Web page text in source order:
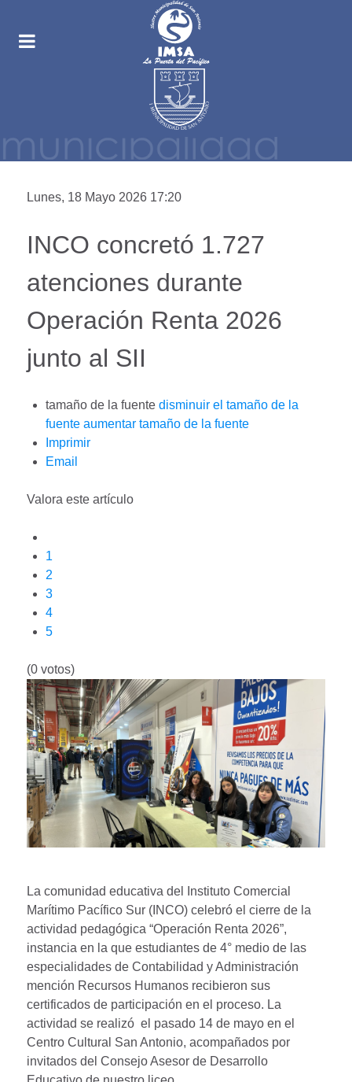
Lunes, 18 Mayo 2026 17:20
INCO concretó 1.727
atenciones durante
Operación Renta 2026
junto al SII
tamaño de la fuente disminuir el tamaño de la
fuente aumentar tamaño de la fuente
Imprimir
Email
Valora este artículo
1
2
3
4
5
(0 votos)
La comunidad educativa del Instituto Comercial
Marítimo Pacífico Sur (INCO) celebró el cierre de la
actividad pedagógica “Operación Renta 2026”,
instancia en la que estudiantes de 4° medio de las
especialidades de Contabilidad y Administración
mención Recursos Humanos recibieron sus
certificados de participación en el proceso. La
actividad se realizó el pasado 14 de mayo en el
Centro Cultural San Antonio, acompañados por
invitados del Consejo Asesor de Desarrollo